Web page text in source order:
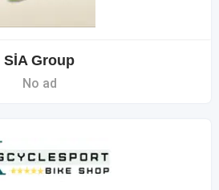
SİA Group
No ad